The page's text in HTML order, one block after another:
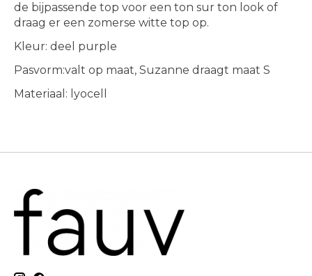
de bijpassende top voor een ton sur ton look of
draag er een zomerse witte top op.
Kleur: deel purple
Pasvorm:valt op maat, Suzanne draagt maat S
Materiaal: lyocell